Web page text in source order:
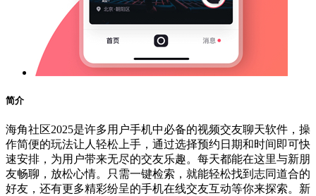
简介
海角社区2025是许多用户手机中必备的视频交友聊天软件，操
作简便的玩法让人轻松上手，通过选择预约日期和时间即可快
速安排，为用户带来无尽的交友乐趣。每天都能在这里与新朋
友畅聊，放松心情。只需一键检索，就能轻松找到志同道合的
好友，还有更多精彩纷呈的手机在线交友互动等你来探索。新